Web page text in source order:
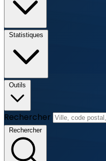
Statistiques
Outils
Rechercher
Rechercher